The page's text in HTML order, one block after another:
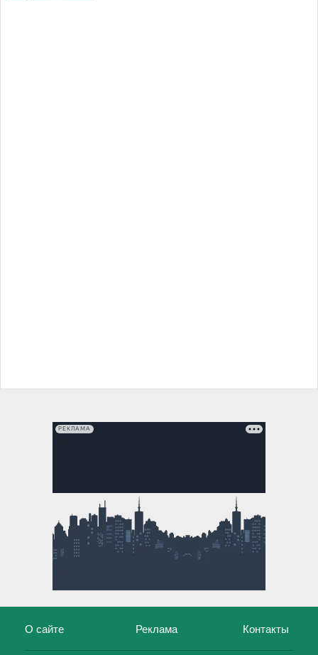
РЕКЛАМА
О сайте Реклама Контакты